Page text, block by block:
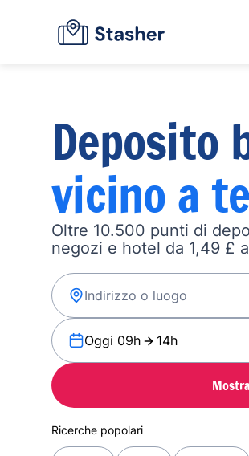
Deposito
vicino a te
Oltre 10.500 punti di
negozi e hotel da 1,49 £
Oggi 09h 14h
Ricerche popolari